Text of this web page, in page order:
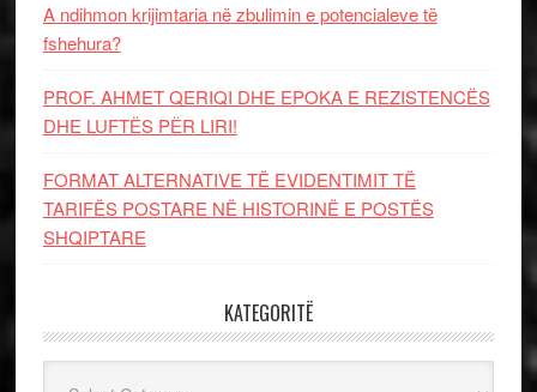
A ndihmon krijimtaria në zbulimin e potencialeve të
fshehura?
PROF. AHMET QERIQI DHE EPOKA E REZISTENCЁS
DHE LUFTЁS PЁR LIRI!
FORMAT ALTERNATIVE TË EVIDENTIMIT TË
TARIFËS POSTARE NË HISTORINË E POSTËS
SHQIPTARE
KATEGORITË